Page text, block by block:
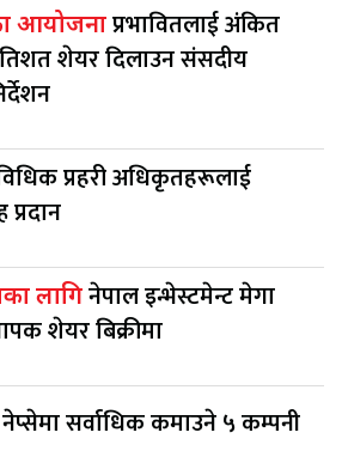
आयोजनाप्रभावितलाई अंकित
शेयर दिलाउन संसदीय
प्रहरी अधिकृतहरूलाई
प्रदान
लागिनेपाल इन्भेस्टमेन्ट मेगा
शेयर बिक्रीमा
सर्वाधिक कमाउने ५ कम्पनी